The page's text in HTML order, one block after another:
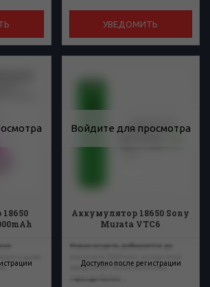
УВЕДОМИТЬ
Войдите для просмотра
Аккумулятор 18650 Sony
Murata VTC6
Доступно после регистрации
Новая модель добирается до
предлагает пользователям